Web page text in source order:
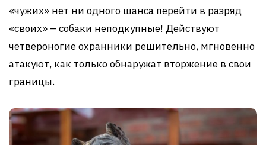
«чужих» нет ни одного шанса перейти в разряд
«своих» – собаки неподкупные! Действуют
четвероногие охранники решительно, мгновенно
атакуют, как только обнаружат вторжение в свои
границы.